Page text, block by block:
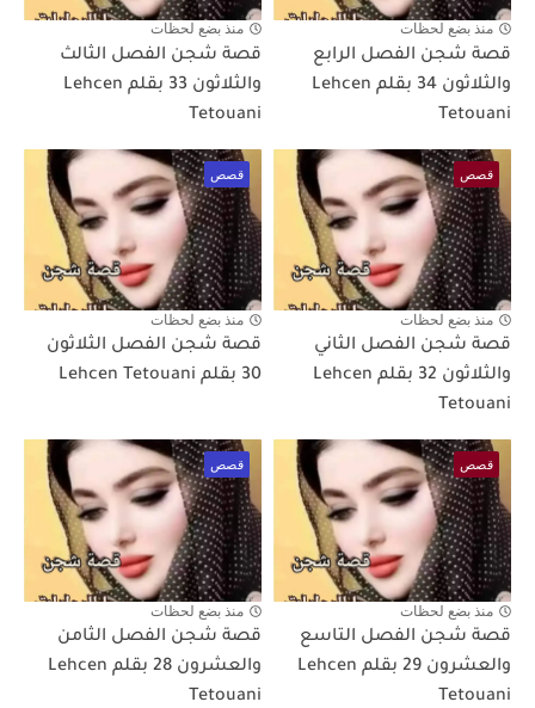
منذ بضع لحظات
قصة شجن الفصل الرابع
والثلاثون 34 بقلم Lehcen
Tetouani
منذ بضع لحظات
قصة شجن الفصل الثالث
والثلاثون 33 بقلم Lehcen
Tetouani
قصص
منذ بضع لحظات
قصة شجن الفصل الثاني
والثلاثون 32 بقلم Lehcen
Tetouani
قصص
منذ بضع لحظات
قصة شجن الفصل الثلاثون
30 بقلم Lehcen Tetouani
قصص
منذ بضع لحظات
قصة شجن الفصل التاسع
والعشرون 29 بقلم Lehcen
Tetouani
قصص
منذ بضع لحظات
قصة شجن الفصل الثامن
والعشرون 28 بقلم Lehcen
Tetouani